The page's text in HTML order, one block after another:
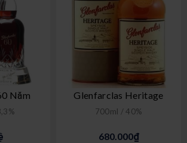
Năm Glenfarclas Heritage
700ml / 40%
680.000₫